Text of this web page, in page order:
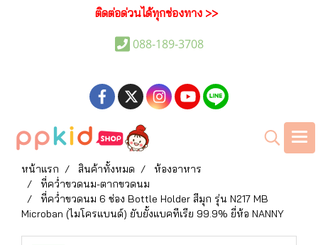
ติดต่อด่วนได้ทุกช่องทาง >>
088-189-3708
หน้าแรก สินค้าทั้งหมด
ห้องอาหาร
ที่คว่ำขวดนม-ตากขวดนม
ที่คว่ำขวดนม 6 ช่อง Bottle Holder สีมุก รุ่น N217 MB
Microban (ไมโครแบนด์) ยับยั้งแบคทีเรีย 99.9% ยี่ห้อ NANNY